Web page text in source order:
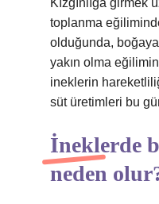
Kızgınlığa
toplanma
olduğunda,
yakın olma
ineklerin
süt üretimleri bu
İneklerde
neden